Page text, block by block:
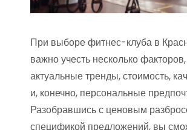
При выборе фитнес-клуба в
важно учесть несколько
актуальные тренды, стоимость,
и, конечно, персональные
Разобравшись с ценовым
спецификой предложений, вы